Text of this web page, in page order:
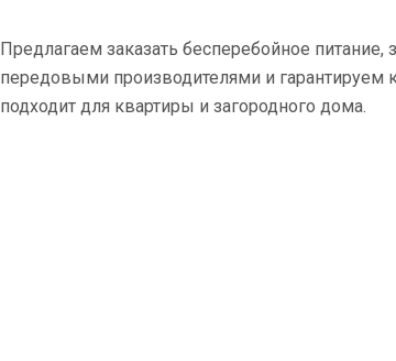
Предлагаем заказать бесперебойное
передовыми производителями и гарантируем
подходит для квартиры и загородного дома.